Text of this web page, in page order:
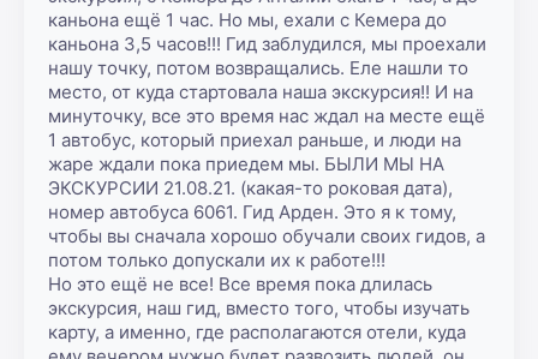
каньона ещё 1 час. Но мы, ехали с Кемера до
каньона 3,5 часов!!! Гид заблудился, мы проехали
нашу точку, потом возвращались. Еле нашли то
место, от куда стартовала наша экскурсия!! И на
минуточку, все это время нас ждал на месте ещё
1 автобус, который приехал раньше, и люди на
жаре ждали пока приедем мы. БЫЛИ МЫ НА
ЭКСКУРСИИ 21.08.21. (какая-то роковая дата),
номер автобуса 6061. Гид Арден. Это я к тому,
чтобы вы сначала хорошо обучали своих гидов, а
потом только допускали их к работе!!!
Но это ещё не все! Все время пока длилась
экскурсия, наш гид, вместо того, чтобы изучать
карту, а именно, где располагаются отели, куда